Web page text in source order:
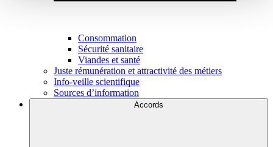
Consommation
Sécurité sanitaire
Viandes et santé
Juste rémunération et attractivité des métiers
Info-veille scientifique
Sources d’information
Accords